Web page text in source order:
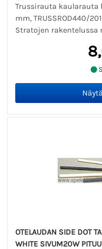
Trussirauta kaularauta
mm, TRUSSROD440/
Stratojen rakentelussa
OTELAUDAN SIDE DOT
WHITE SIVUM20W